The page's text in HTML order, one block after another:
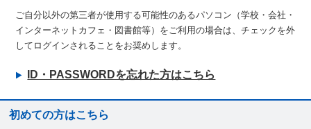
ご自分以外の第三者が使用する可能性のあるパソコン（学校・会社・
インターネットカフェ・図書館等）をご利用の場合は、チェックを外
してログインされることをお奨めします。
ID・PASSWORDを忘れた方はこちら
初めての方はこちら